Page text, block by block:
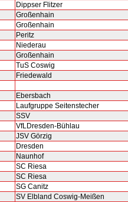
Dippser Flitzer
Großenhain
Großenhain
Peritz
Niederau
Großenhain
TuS Coswig
Friedewald
Ebersbach
Laufgruppe Seitenstecher
SSV
VfLDresden-Bühlau
JSV Görzig
Dresden
Naunhof
SC Riesa
SC Riesa
SG Canitz
SV Elbland Coswig-Meißen